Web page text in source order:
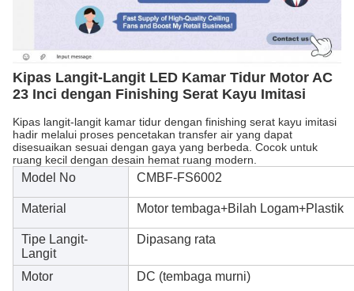
Kipas Langit-Langit LED Kamar Tidur Motor AC
23 Inci dengan Finishing Serat Kayu Imitasi
Kipas langit-langit kamar tidur dengan finishing serat kayu imitasi
hadir melalui proses pencetakan transfer air yang dapat
disesuaikan sesuai dengan gaya yang berbeda. Cocok untuk
ruang kecil dengan desain hemat ruang modern.
Model No CMBF-FS6002
Material Motor tembaga+Bilah Logam+Plastik
Tipe Langit-
Langit
Dipasang rata
Motor DC (tembaga murni)